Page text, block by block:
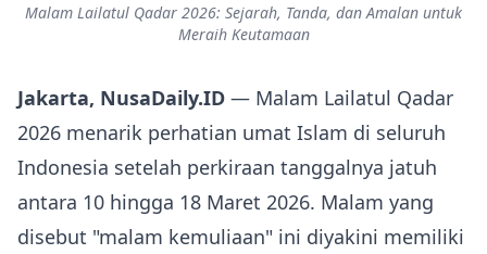
Malam Lailatul Qadar 2026: Sejarah, Tanda, dan Amalan untuk
Meraih Keutamaan
Jakarta, NusaDaily.ID — Malam Lailatul Qadar
2026 menarik perhatian umat Islam di seluruh
Indonesia setelah perkiraan tanggalnya jatuh
antara 10 hingga 18 Maret 2026. Malam yang
disebut "malam kemuliaan" ini diyakini memiliki